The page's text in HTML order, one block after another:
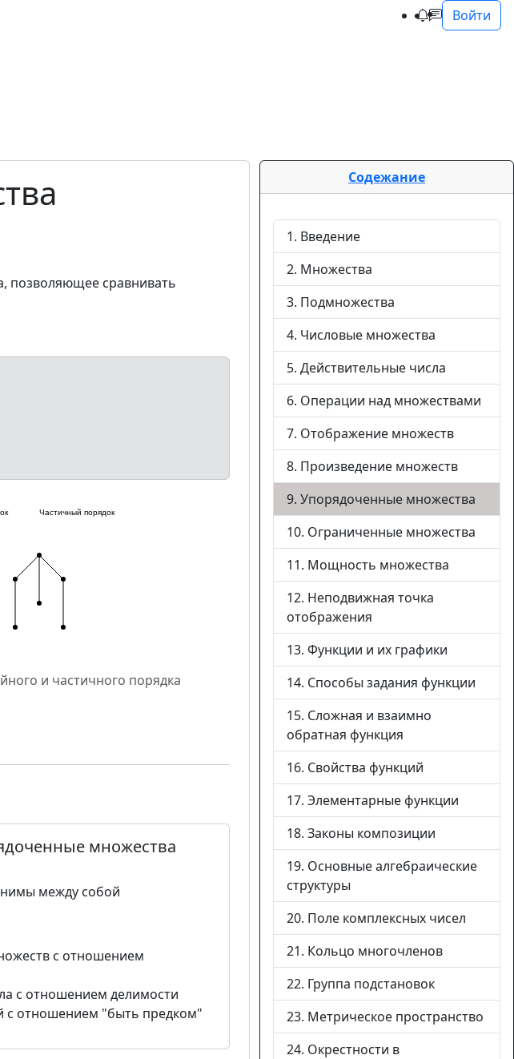
Войти
позволяющее сравнивать
и частичного порядка
множества
между собой
с отношением
с отношением делимости
с отношением "быть предком"
Содежание
1. Введение
2. Множества
3. Подмножества
4. Числовые множества
5. Действительные числа
6. Операции над множествами
7. Отображение множеств
8. Произведение множеств
9. Упорядоченные множества
10. Ограниченные множества
11. Мощность множества
12. Неподвижная точка
отображения
13. Функции и их графики
14. Способы задания функции
15. Сложная и взаимно
обратная функция
16. Свойства функций
17. Элементарные функции
18. Законы композиции
19. Основные алгебраические
структуры
20. Поле комплексных чисел
21. Кольцо многочленов
22. Группа подстановок
23. Метрическое пространство
24. Окрестности в